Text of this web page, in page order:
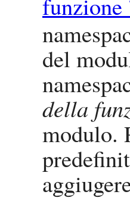
del
della
modulo.